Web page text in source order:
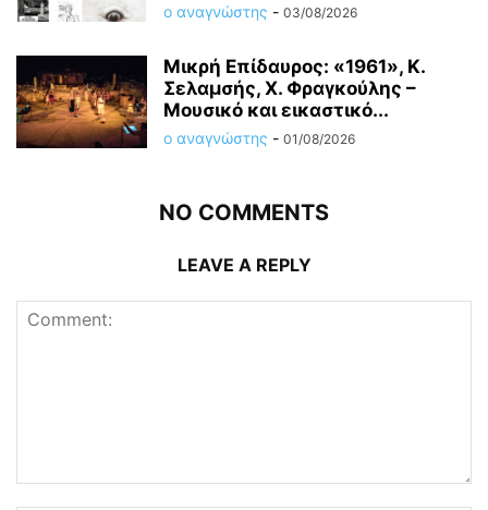
ο αναγνώστης - 03/08/2026
Μικρή Επίδαυρος: «1961», Κ.
Σελαμσής, Χ. Φραγκούλης –
Μουσικό και εικαστικό...
ο αναγνώστης - 01/08/2026
NO COMMENTS
LEAVE A REPLY